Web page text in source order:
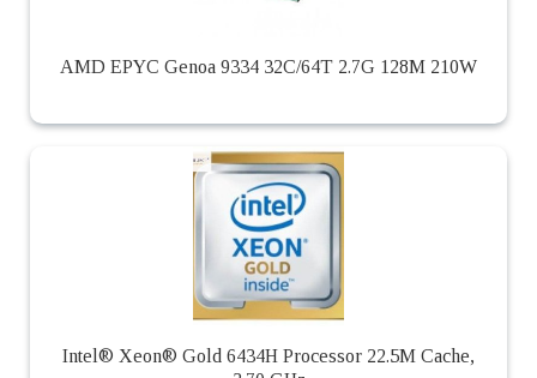
AMD EPYC Genoa 9334 32C/64T 2.7G 128M 210W
Intel® Xeon® Gold 6434H Processor 22.5M Cache,